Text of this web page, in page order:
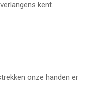
kent.
onze handen er